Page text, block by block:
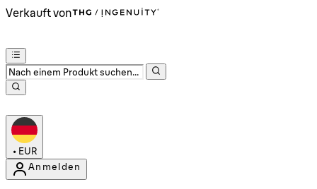
Verkauft von
• EUR
Anmelden